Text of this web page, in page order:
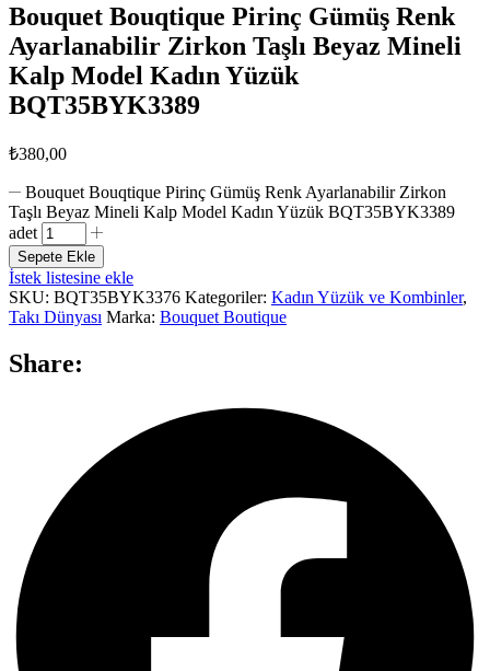
Bouquet Bouqtique Pirinç Gümüş Renk
Ayarlanabilir Zirkon Taşlı Beyaz Mineli
Kalp Model Kadın Yüzük
BQT35BYK3389
₺380,00
Bouquet Bouqtique Pirinç Gümüş Renk Ayarlanabilir Zirkon
Taşlı Beyaz Mineli Kalp Model Kadın Yüzük BQT35BYK3389
adet
Sepete Ekle
İstek listesine ekle
SKU: BQT35BYK3376 Kategoriler: Kadın Yüzük ve Kombinler,
Takı Dünyası Marka: Bouquet Boutique
Share: